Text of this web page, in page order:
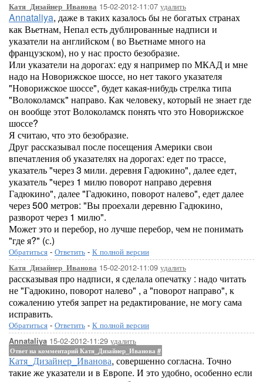
Катя_Дизайнер_Иванова 15-02-2012-11:07 удалить
Annataliya, даже в таких казалось бы не богатых странах
как Вьетнам, Непал есть дублированные надписи и
указатели на английском ( во Вьетнаме много на
французском), но у нас просто безобразие.
Или указатели на дорогах: еду я например по МКАД и мне
надо на Новорижское шоссе, но нет такого указателя
"Новорижское шоссе", будет какая-нибудь стрелка типа
"Волоколамск" направо. Как человеку, который не знает где
он вообще этот Волоколамск понять что это Новорижское
шоссе?
Я считаю, что это безобразие.
Друг рассказывал после посещения Америки свои
впечатления об указателях на дорогах: едет по трассе,
указатель "через 3 мили. деревня Гадюкино", далее едет,
указатель "через 1 милю поворот направо деревня
Гадюкино", далее "Гадюкино, поворот налево", едет далее
через 500 метров: "Вы проехали деревню Гадюкино,
разворот через 1 милю".
Может это и перебор, но лучше перебор, чем не понимать
"где я?" (с.)
Обратиться - Ответить - К полной версии
Катя_Дизайнер_Иванова 15-02-2012-11:09 удалить
рассказывая про надписи, я сделала опечатку : надо читать
не "Гадюкино, поворот налево" , а "поворот направо", к
сожалению утебя запрет на редактирование, не могу сама
исправить.
Обратиться - Ответить - К полной версии
Annataliya 15-02-2012-11:29 удалить
Ответ на комментарий Катя_Дизайнер_Иванова #
Катя_Дизайнер_Иванова, совершенно согласна. Точно
такие же указатели и в Европе. И это удобно, особенно если